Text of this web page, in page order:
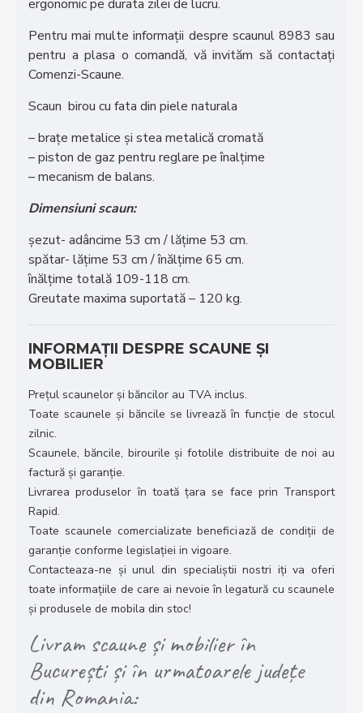
ergonomic pe durata zilei de lucru.
Pentru mai multe informații despre scaunul 8983 sau
pentru a plasa o comandă, vă invităm să contactați
Comenzi-Scaune.
Scaun birou cu fata din piele naturala
– brațe metalice și stea metalică cromată
– piston de gaz pentru reglare pe înalțime
– mecanism de balans.
Dimensiuni scaun:
șezut- adâncime 53 cm / lățime 53 cm.
spătar- lățime 53 cm / înălțime 65 cm.
înălțime totală 109-118 cm.
Greutate maxima suportată – 120 kg.
INFORMAȚII DESPRE SCAUNE ȘI
MOBILIER
Prețul scaunelor și băncilor au TVA inclus.
Toate scaunele și băncile se livrează în funcție de stocul
zilnic.
Scaunele, băncile, birourile și fotolile distribuite de noi au
factură și garanție.
Livrarea produselor în toată țara se face prin Transport
Rapid.
Toate scaunele comercializate beneficiază de condiții de
garanție conforme legislației in vigoare.
Contacteaza-ne și unul din specialiștii nostri iți va oferi
toate informațiile de care ai nevoie în legatură cu scaunele
și produsele de mobila din stoc!
Livram scaune și mobilier în
București și în urmatoarele județe
din Romania: